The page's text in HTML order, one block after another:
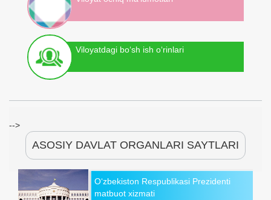
Viloyatdagi bo‘sh ish o‘rinlari
-->
ASOSIY DAVLAT ORGANLARI SAYTLARI
O‘zbekiston Respublikasi Prezidenti
matbuot xizmati